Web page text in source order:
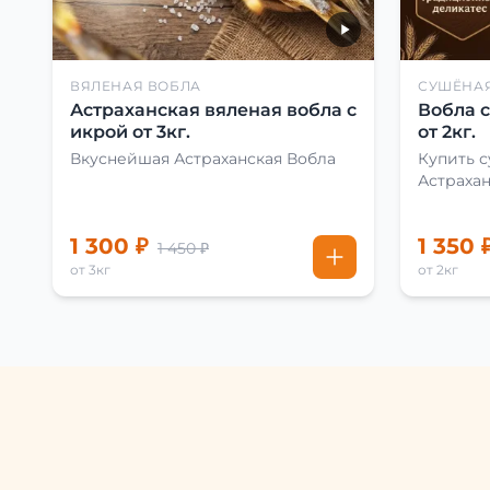
ВЯЛЕНАЯ ВОБЛА
Астраханская вяленая вобла с
икрой от 3кг.
Вкуснейшая Астраханская Вобла
1 300 ₽ 1 450 ₽
от 3кг
Вобла
от 2кг.
Купить
1 350
от 2кг